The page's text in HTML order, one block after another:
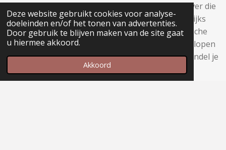
Deze website gebruikt cookies voor analyse-
doeleinden en/of het tonen van advertenties.
Door gebruik te blijven maken van de site gaat
u hiermee akkoord.
Akkoord
eerste eeuwen na Christus. Nu rijden er auto's over die
eeuwenoude wegen, en ziet het Parthenon dagelijks
duizenden toeristen met de nieuwste technologische
gadgets. In de voetsporen van die oude filosofen lopen
nu trendy toeristen met selfiesticks. In Athene wandel je
in geschiedenis, hoe modern je ook bent.